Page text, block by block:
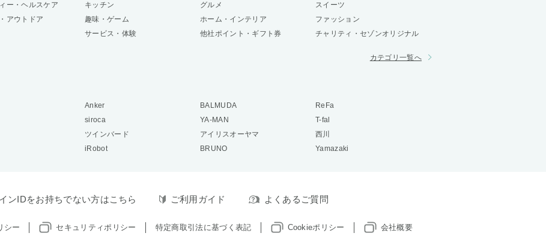
ー・ヘルスケア キッチン グルメ
スイーツ
アウトドア 趣味・ゲーム ホーム・インテリア
ファッション
サービス・体験 他社ポイント・ギフト券 チャリティ・セゾンオリジナル
カテゴリ一覧へ
Anker BALMUDA
ReFa
siroca YA-MAN
T-fal
ツインバード アイリスオーヤマ
西川
iRobot BRUNO Yamazaki
ンIDをお持ちでない方はこちら ご利用ガイド よくあるご質問
シー セキュリティポリシー 特定商取引法に基づく表記 Cookieポリシー 会社概要